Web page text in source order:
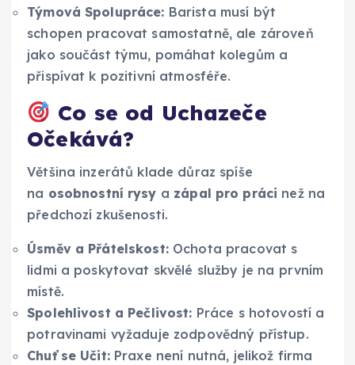
Týmová Spolupráce: Barista musí být
schopen pracovat samostatně, ale zároveň
jako součást týmu, pomáhat kolegům a
přispívat k pozitivní atmosféře.
Co se od Uchazeče
Očekává?
Většina inzerátů klade důraz spíše
na osobnostní rysy a zápal pro práci než na
předchozí zkušenosti.
Úsměv a Přátelskost:Ochota pracovat s
lidmi a poskytovat skvělé služby je na prvním
místě.
Spolehlivost a Pečlivost: Práce s hotovostí a
potravinami vyžaduje zodpovědný přístup.
Chuť se Učit:Praxe není nutná, jelikož firma